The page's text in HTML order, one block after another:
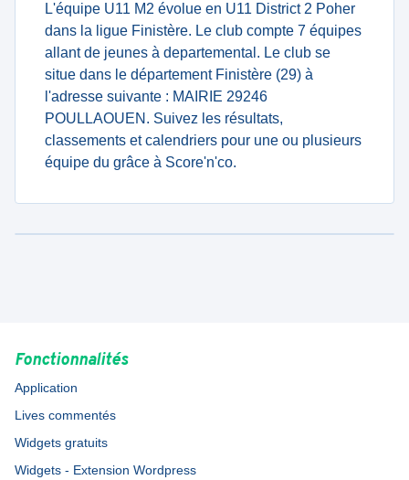
L'équipe U11 M2 évolue en U11 District 2 Poher
dans la ligue Finistère. Le club compte 7 équipes
allant de jeunes à departemental. Le club se
situe dans le département Finistère (29) à
l'adresse suivante : MAIRIE 29246
POULLAOUEN. Suivez les résultats,
classements et calendriers pour une ou plusieurs
équipe du grâce à Score'n'co.
Fonctionnalités
Application
Lives commentés
Widgets gratuits
Widgets - Extension Wordpress